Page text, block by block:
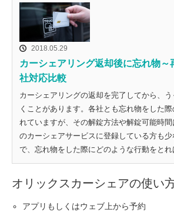
2018.05.29
カーシェアリング返却後に忘れ物～
社対応比較
カーシェアリングの返却を完了してから、
くことがあります。各社とも忘れ物をした
れていますが、その解錠方法や解錠可能時
のカーシェアサービスに登録している方も
で、忘れ物をした際にどのような行動をと
オリックスカーシェアの使い
アプリもしくはウェブ上から予約